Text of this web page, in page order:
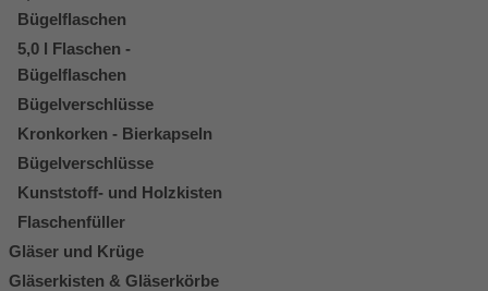
Bügelflaschen
5,0 l Flaschen -
Bügelflaschen
Bügelverschlüsse
Kronkorken - Bierkapseln
Bügelverschlüsse
Kunststoff- und Holzkisten
Flaschenfüller
Gläser und Krüge
Gläserkisten & Gläserkörbe